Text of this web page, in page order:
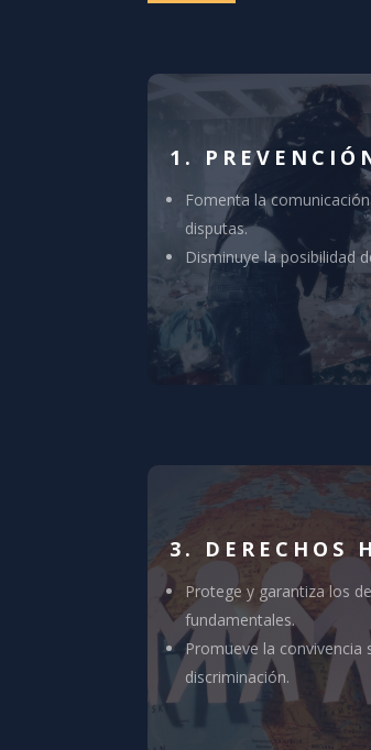
1.
Fomenta la
disputas.
Disminuye la posibilidad
3. DERECHOS
Protege y garantiza los
fundamentales.
Promueve la convivencia
discriminación.